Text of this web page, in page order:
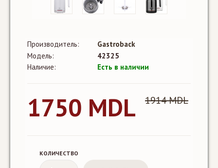
Производитель:
Gastroback
Модель:
42325
Наличие:
Есть в наличии
1750 MDL 1914 MDL
КОЛИЧЕСТВО